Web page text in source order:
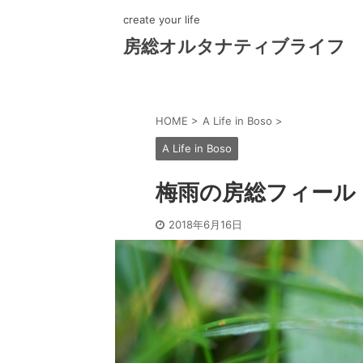
create your life
房総オルタナティブライフ
HOME > A Life in Boso >
A Life in Boso
梅雨の房総フィール
2018年6月16日